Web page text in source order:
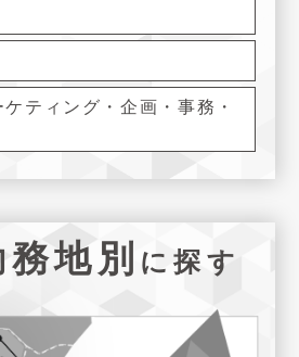
ティング・企画・事務・
務地別 に探す